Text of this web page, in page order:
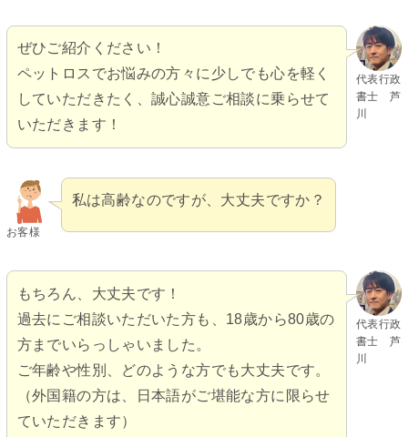
代表行政
書士 芦
川
ぜひご紹介ください！
ペットロスでお悩みの方々に少しでも心を軽く
していただきたく、誠心誠意ご相談に乗らせて
いただきます！
お客様
私は高齢なのですが、大丈夫ですか？
代表行政
書士 芦
川
もちろん、大丈夫です！
過去にご相談いただいた方も、18歳から80歳の
方までいらっしゃいました。
ご年齢や性別、どのような方でも大丈夫です。
（外国籍の方は、日本語がご堪能な方に限らせ
ていただきます）